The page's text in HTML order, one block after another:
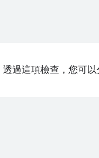
過這項檢查，您可以